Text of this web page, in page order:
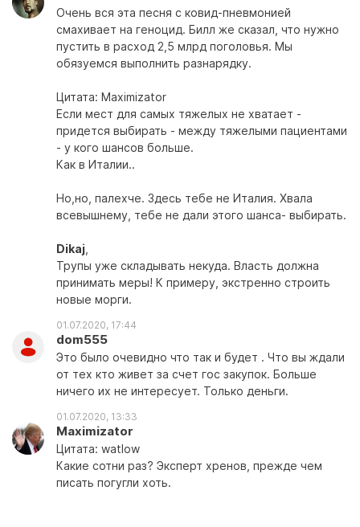
Очень вся эта песня с ковид-пневмонией
смахивает на геноцид. Билл же сказал, что нужно
пустить в расход 2,5 млрд поголовья. Мы
обязуемся выполнить разнарядку.
Цитата: Maximizator
Если мест для самых тяжелых не хватает -
придется выбирать - между тяжелыми пациентами
- у кого шансов больше.
Как в Италии..
Но,но, палехче. Здесь тебе не Италия. Хвала
всевышнему, тебе не дали этого шанса- выбирать.
Dikaj
Трупы уже складывать некуда. Власть должна
принимать меры! К примеру, экстренно строить
новые морги.
01.07.2020, 17:44
dom555
Это было очевидно что так и будет . Что вы ждали
от тех кто живет за счет гос закупок. Больше
ничего их не интересует. Только деньги.
01.07.2020, 13:33
Maximizator
Цитата: watlow
Какие сотни раз? Эксперт хренов, прежде чем
писать погугли хоть.